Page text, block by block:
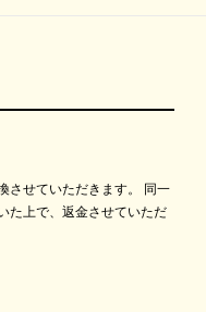
させていただきます。 同一
た上で、返金させていただ